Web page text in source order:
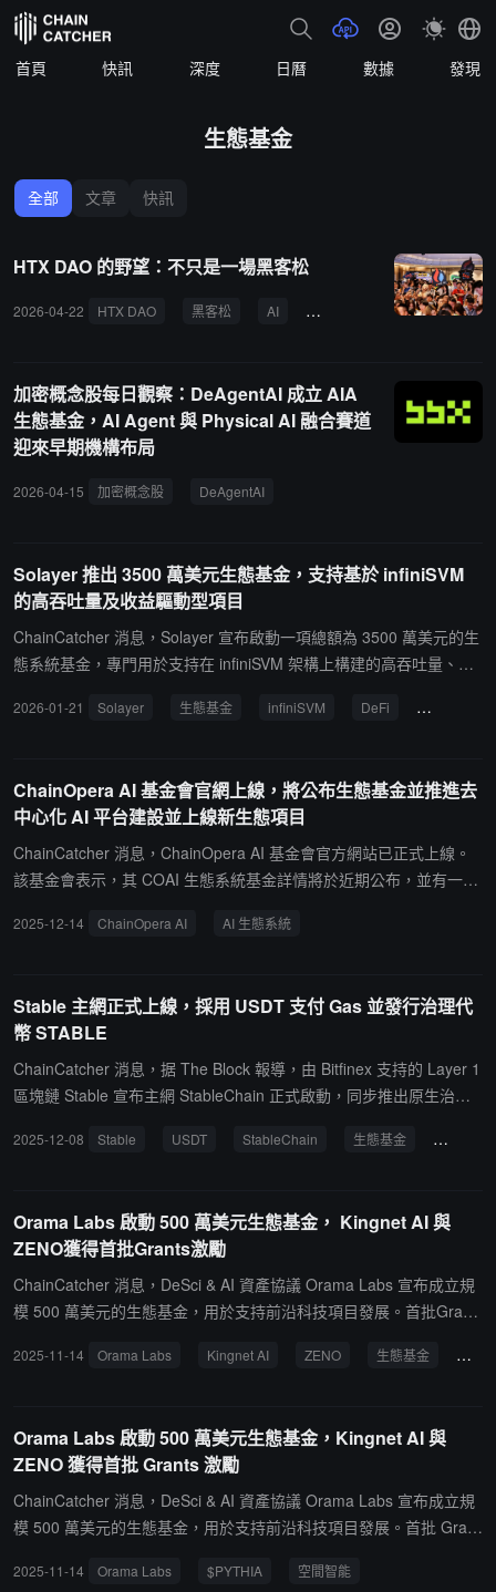
首頁 快訊 深度 日曆 數據 發現
生態基金
全部 文章 快訊
HTX DAO 的野望：不只是一場黑客松
2026-04-22 HTX DAO 黑客松 AI 生態基金 孵化 去中
加密概念股每日觀察：DeAgentAI 成立 AIA
生態基金，AI Agent 與 Physical AI 融合賽道
迎來早期機構布局
2026-04-15 加密概念股 DeAgentAI
Solayer 推出 3500 萬美元生態基金，支持基於 infiniSVM
的高吞吐量及收益驅動型項目
ChainCatcher 消息，Solayer 宣布啟動一項總額為 3500 萬美元的生
態系統基金，專門用於支持在 infiniSVM 架構上構建的高吞吐量、實
深厚技術基礎的項目，優先關注 DeFi、消費級應用、支付以及 AI 驅
支持解決實際問題的技術型創始人，優先考慮具備可持續基本面的業
務，而非短期敘事或炒作驅動的初創公司。此舉建立在其加速器項目
Solayer Accel 的基礎之上，首期陣營已吸納了 AI 交易平台 buff.trad
e、硬體加速 MetaDEX DoxX 以及資產代幣化平台 Spout Finance，
2026-01-21 Solayer 生態基金 infiniSVM DeFi AI 驅動系統
ChainOpera AI 基金會官網上線，將公布生態基金並推進去
中心化 AI 平台建設並上線新生態項目
ChainCatcher 消息，ChainOpera AI 基金會官方網站已正式上線。
該基金會表示，其 COAI 生態系統基金詳情將於近期公布，並有一批
的去中心化 AI 生態系統。其方案為連接全棧代理 AI 平台與多樣的 AI
價格短時上漲超 15%。
2025-12-14 ChainOpera AI AI 生態系統
Stable 主網正式上線，採用 USDT 支付 Gas 並發行治理代
幣 STABLE
ChainCatcher 消息，据 The Block 報導，由 Bitfinex 支持的 Layer 1
區塊鏈 Stable 宣布主網 StableChain 正式啟動，同步推出原生治理
er 發行的 USDT 作為 Gas 燃料代幣，所有鏈上交易均以 USDT 結
早期投資者團隊及投資者份額設一年鎖定期，之後四年線性解鎖。代
幣主要用於委託權益證明（DPoS）共識機制下的網絡治理與安全維
護，不涉及支付功能。據項目方披露，主網上線前預存款活動兩階段
共吸引超 2.4 萬個錢包參與，存入資金超 28 億美元。Stable Found
age Digital、PayPal 及渣打銀行旗下 Libeara 達成合作。
2025-12-08 Stable USDT StableChain 生態基金 Gas
Orama Labs 啟動 500 萬美元生態基金， Kingnet AI 與
ZENO獲得首批Grants激勵
ChainCatcher 消息，DeSci & AI 資產協議 Orama Labs 宣布成立規
模 500 萬美元的生態基金，用於支持前沿科技項目發展。首批Grant
勵，空間智能項目 ZENO 獲得 20 萬美元 $PYTHIA 代幣激勵。值得
一個風口是空間智能"的行業判斷。Kingnet AI 作為 AI 驅動的遊戲創
作引擎，通過自然語言技術顯著降低遊戲開發成本，此次獎勵將深化
雙方在技術與生態層面的合作。Orama 生態基金將持續篩選具備創
新技術與清晰商業模式的項目，提供資金、資源與全鏈路支持，重點
2025-11-14 Orama Labs Kingnet AI ZENO 生態基金
Orama Labs 啟動 500 萬美元生態基金，Kingnet AI 與
ZENO 獲得首批 Grants 激勵
ChainCatcher 消息，DeSci & AI 資產協議 Orama Labs 宣布成立規
模 500 萬美元的生態基金，用於支持前沿科技項目發展。首批 Grant
勵，空間智能項目 ZENO 獲得 20 萬美元 $PYTHIA 代幣激勵。值得
2025-11-14 Orama Labs $PYTHIA 空間智能